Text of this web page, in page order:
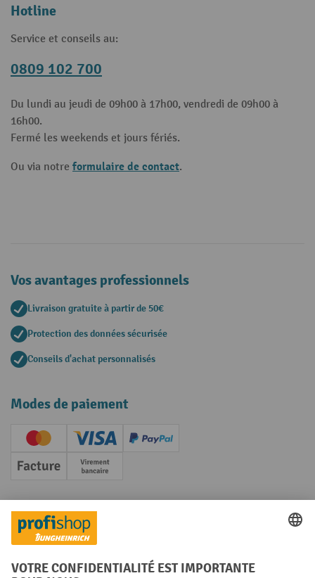
Hotline
Service et conseils au:
0809 102 700
Du lundi au jeudi de 09h00 à 17h00, vendredi de 09h00 à
16h00.
Fermé les weekends et jours fériés.
Ou via notre formulaire de contact.
Vos avantages professionnels
Livraison gratuite à partir de 50€
Protection des données sécurisée
Conseils d'achat personnalisés
Modes de paiement
Creditcard (Master)Creditcard (Visa)
PayPal
Facture Paiement anticipé
Réseaux sociaux
Facebook
YouTube
LinkedInInstagram